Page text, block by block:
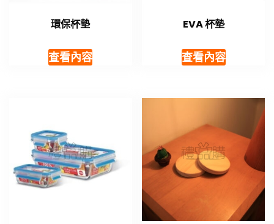
環保杯墊
查看內容
EVA 杯墊
查看內容